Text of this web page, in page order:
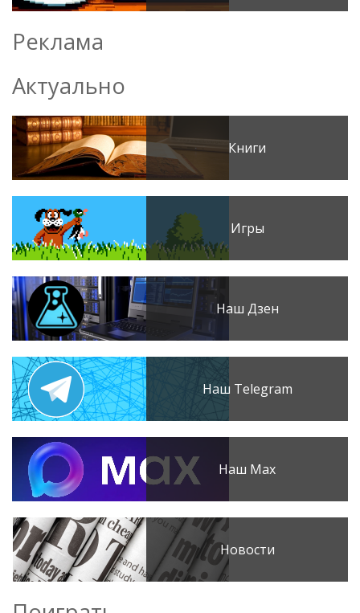
Реклама
Актуально
Книги
Игры
Наш Дзен
Наш Telegram
Наш Max
Новости